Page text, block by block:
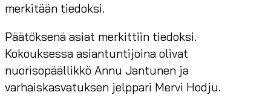
merkitään tiedoksi.
Päätöksenä asiat merkittiin tiedoksi.
Kokouksessa asiantuntijoina olivat
nuorisopäällikkö Annu Jantunen ja
varhaiskasvatuksen jelppari Mervi Hodju.